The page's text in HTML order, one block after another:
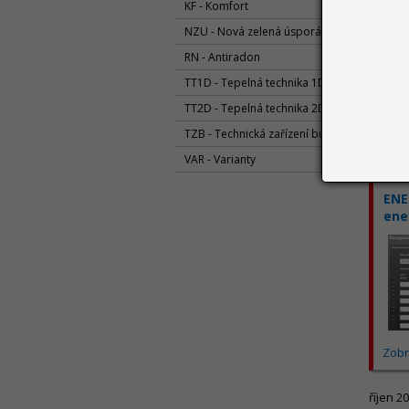
KF - Komfort
NZU - Nová zelená úsporám
RN - Antiradon
TT1D - Tepelná technika 1D
TT2D - Tepelná technika 2D
TZB - Technická zařízení budov
VAR - Varianty
říjen